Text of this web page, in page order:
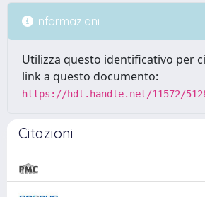
Informazioni
Utilizza questo identificativo per
link a questo documento:
https://hdl.handle.net/11572/
Citazioni